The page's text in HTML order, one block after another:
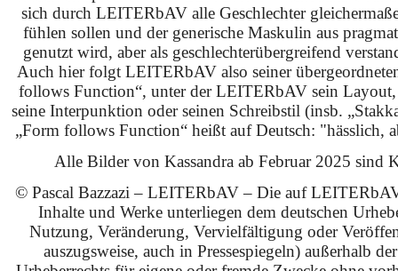
sich durch LEITERbAV alle Geschlechter
fühlen sollen und der generische Maskulin aus
genutzt wird, aber als geschlechterübergreifend
Auch hier folgt LEITERbAV also seiner
follows Function“, unter der LEITERbAV sein Layout,
seine Interpunktion oder seinen Schreibstil (insb.
„Form follows Function“ heißt auf Deutsch: "hässlich,
Alle Bilder von Kassandra ab Februar 2025 sind
© Pascal Bazzazi – LEITERbAV – Die auf
Inhalte und Werke unterliegen dem deutschen
Nutzung, Veränderung, Vervielfältigung oder
auszugsweise, auch in Pressespiegeln) außerhalb